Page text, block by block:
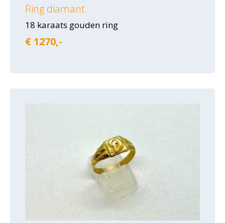
Ring diamant
18 karaats gouden ring
€ 1270,-